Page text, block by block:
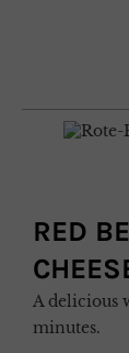
RED
A delicious winter salad that is ready in less than 15
minutes.